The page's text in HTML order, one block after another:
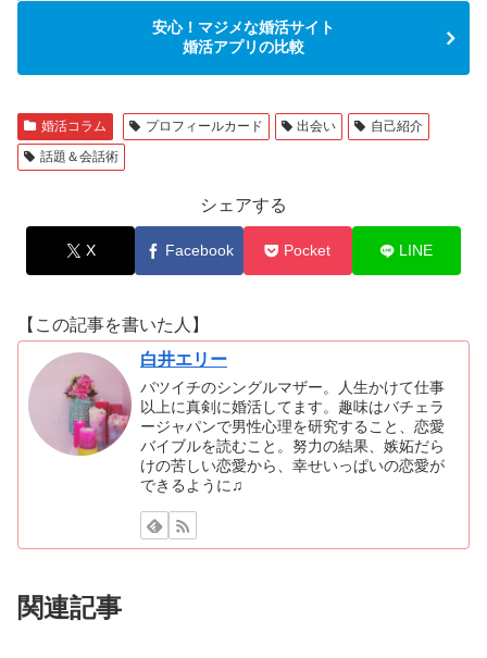
安心！マジメな婚活サイト
婚活アプリの比較
婚活コラム プロフィールカード 出会い
自己紹介
話題＆会話術
シェアする
X Facebook Pocket LINE
【この記事を書いた人】
白井エリー
バツイチのシングルマザー。人生かけて仕事
以上に真剣に婚活してます。趣味はバチェラ
ージャパンで男性心理を研究すること、恋愛
バイブルを読むこと。努力の結果、嫉妬だら
けの苦しい恋愛から、幸せいっぱいの恋愛が
できるように♫
関連記事